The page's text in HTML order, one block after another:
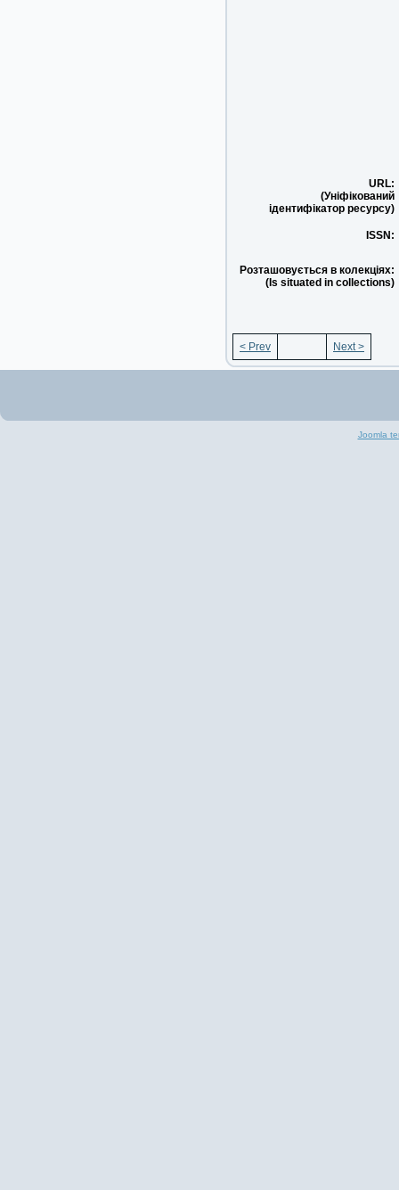
URL:
(Уніфікований
ідентифікатор ресурсу)
ISSN:
Розташовується в колекціях:
(Is situated in collections)
< Prev Next >
Joomla